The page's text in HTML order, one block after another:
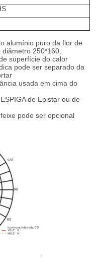
alumínio puro da flor de
250*160,
superfície do calor
pode ser separado da
usada em cima do
de Epistar ou de
pode ser opcional